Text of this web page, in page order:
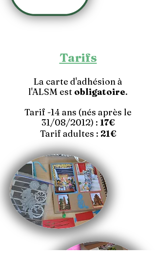
Tarifs
La carte d'adhésion à
l'ALSM est obligatoire.
Tarif -14 ans (nés après le
31/08/2012) : 17€
Tarif adultes : 21€